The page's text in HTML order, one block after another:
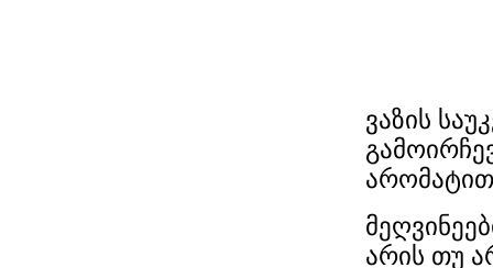
ვაზის
არის თუ